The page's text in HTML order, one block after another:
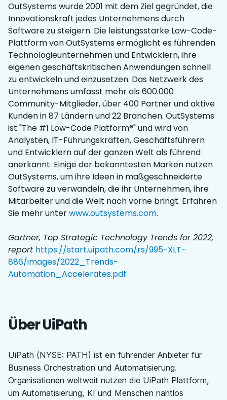
OutSystems wurde 2001 mit dem Ziel gegründet, die
Innovationskraft jedes Unternehmens durch
Software zu steigern. Die leistungsstarke Low-Code-
Plattform von OutSystems ermöglicht es führenden
Technologieunternehmen und Entwicklern, ihre
eigenen geschäftskritischen Anwendungen schnell
zu entwickeln und einzusetzen. Das Netzwerk des
Unternehmens umfasst mehr als 600.000
Community-Mitglieder, über 400 Partner und aktive
Kunden in 87 Ländern und 22 Branchen. OutSystems
ist "The #1 Low-Code Platform®" und wird von
Analysten, IT-Führungskräften, Geschäftsführern
und Entwicklern auf der ganzen Welt als führend
anerkannt. Einige der bekanntesten Marken nutzen
OutSystems, um ihre Ideen in maßgeschneiderte
Software zu verwandeln, die ihr Unternehmen, ihre
Mitarbeiter und die Welt nach vorne bringt. Erfahren
Sie mehr unterwww.outsystems.com.
Gartner, Top Strategic Technology Trends for 2022,
report https://start.uipath.com/rs/995-XLT-
886/images/2022_Trends-
Automation_Accelerates.pdf
Über UiPath
UiPath (NYSE: PATH) ist ein führender Anbieter für
Business Orchestration und Automatisierung.
Organisationen weltweit nutzen die UiPath Plattform,
um Automatisierung, KI und Menschen nahtlos